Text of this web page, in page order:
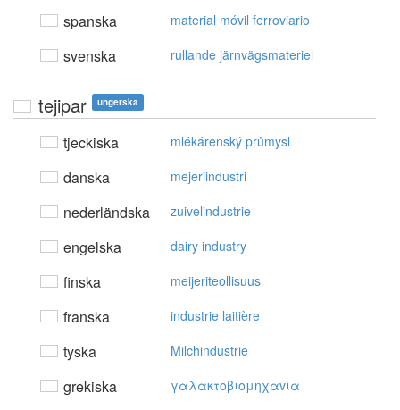
spanska material móvil ferroviario
svenska rullande järnvägsmateriel
tejipar ungerska
tjeckiska mlékárenský průmysl
danska mejeriindustri
nederländska zuivelindustrie
engelska dairy industry
finska meijeriteollisuus
franska industrie laitière
tyska Milchindustrie
grekiska γαλακτoβιoμηχαvία